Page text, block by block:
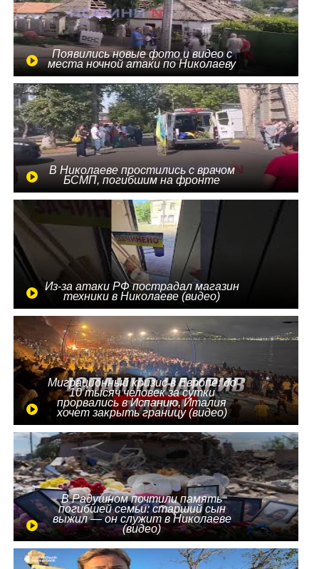
Появились новые фото и видео с
места ночной атаки по Николаеву
В Николаеве простились с врачом
БСМП, погибшим на фронте
Из-за атаки РФ пострадал магазин
техники в Николаеве (видео)
Миграционный кризис в Европе: до
10 тысяч человек за сутки
прорвались в Испанию, Италия
хочет закрыть границу (видео)
В Радушном почтили память
погибшей семьи: старший сын
выжил — он служит в Николаеве
(видео)